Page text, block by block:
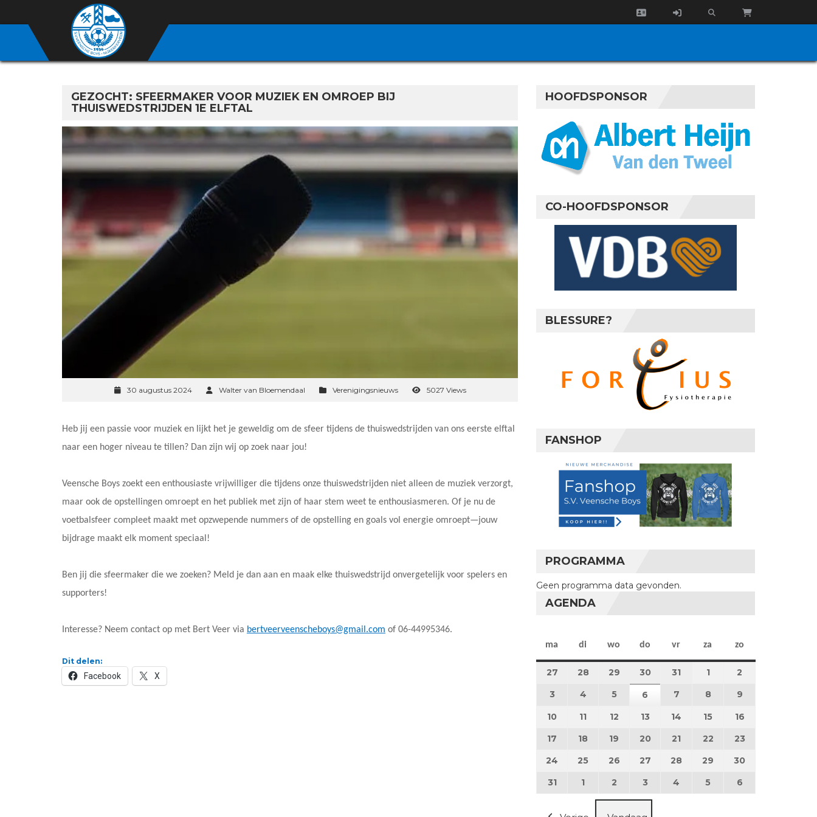
GEZOCHT: SFEERMAKER VOOR MUZIEK EN OMROEP BIJ
THUISWEDSTRIJDEN 1E ELFTAL
30 augustus 2024 Walter van Bloemendaal Verenigingsnieuws 5027 Views
Heb jij een passie voor muziek en lijkt het je geweldig om de sfeer tijdens de thuiswedstrijden van ons eerste elftal
naar een hoger niveau te tillen? Dan zijn wij op zoek naar jou!
Veensche Boys zoekt een enthousiaste vrijwilliger die tijdens onze thuiswedstrijden niet alleen de muziek verzorgt,
maar ook de opstellingen omroept en het publiek met zijn of haar stem weet te enthousiasmeren. Of je nu de
voetbalsfeer compleet maakt met opzwepende nummers of de opstelling en goals vol energie omroept—jouw
bijdrage maakt elk moment speciaal!
Ben jij die sfeermaker die we zoeken? Meld je dan aan en maak elke thuiswedstrijd onvergetelijk voor spelers en
supporters!
Interesse? Neem contact op met Bert Veer via bertveerveenscheboys@gmail.com of 06-44995346.
Dit delen:
Facebook X
HOOFDSPONSOR
CO-HOOFDSPONSOR
BLESSURE?
FANSHOP
PROGRAMMA
Geen programma data gevonden.
AGENDA
ma maandag
di dinsdag
wo woensdag
do donderdag
vr vrijdag
za zaterdag
zo
27 27 juli 2026
28 28 juli 2026
29 29 juli 2026
3030 juli 2026
31 31 juli 2026
11 augustus 2026
2
3 3 augustus 2026
4 4 augustus 2026
55 augustus 2026
6 6 augustus 2026
7 7 augustus 2026
8 8 augustus 2026
9
10 10 augustus 2026
11 11 augustus 2026
12 12 augustus 2026
13 13 augustus 2026
14 14 augustus 2026
15 15 augustus 2026
16
17 17 augustus 2026
18 18 augustus 2026
19 19 augustus 2026
20 20 augustus 2026
21 21 augustus 2026
22 22 augustus 2026
23
24 24 augustus 2026
25 25 augustus 2026
26 26 augustus 2026
27 27 augustus 2026
28 28 augustus 2026
29 29 augustus 2026
30
3131 augustus 2026
1 1 september 2026
2 2 september 2026
3 3 september 2026
4 4 september 2026
5 5 september 2026
6